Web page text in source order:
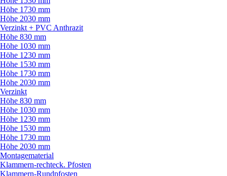
Höhe 1730 mm
Höhe 2030 mm
Verzinkt + PVC Anthrazit
Höhe 830 mm
Höhe 1030 mm
Höhe 1230 mm
Höhe 1530 mm
Höhe 1730 mm
Höhe 2030 mm
Verzinkt
Höhe 830 mm
Höhe 1030 mm
Höhe 1230 mm
Höhe 1530 mm
Höhe 1730 mm
Höhe 2030 mm
Montagematerial
Klammern-rechteck. Pfosten
Klammern-Rundpfosten